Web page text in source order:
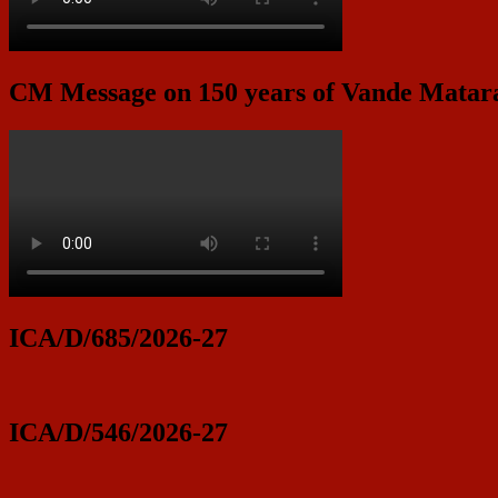
CM Message on 150 years of Vande
ICA/D/685/2026-27
ICA/D/546/2026-27